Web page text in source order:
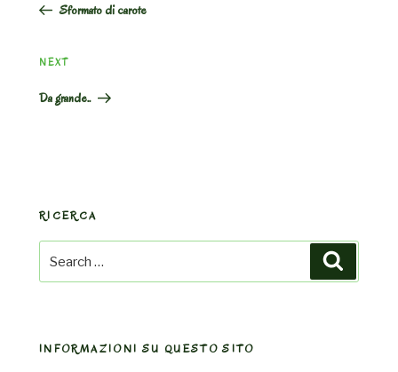
Sformato di carote
Next
NEXT
Da grande..
RICERCA
Search
for:
INFORMAZIONI SU QUESTO SITO